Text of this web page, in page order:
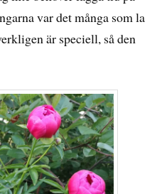
var det många som la
är speciell, så den